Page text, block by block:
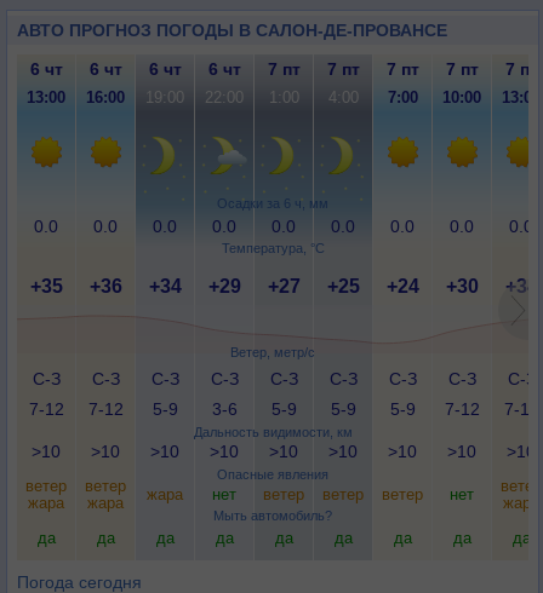
АВТО ПРОГНОЗ ПОГОДЫ В САЛОН-ДЕ-ПРОВАНСЕ
Осадки за 6 ч, мм
Температура, °C
Ветер, метр/с
Дальность видимости, км
Опасные явления
Мыть автомобиль?
6 чт 6 чт 6 чт 6 чт 7 пт 7 пт 7 пт 7 пт 7 пт
13:00 16:00 19:00 22:00 1:00 4:00 7:00 10:00 13:00
0.0 0.0 0.0 0.0 0.0 0.0 0.0 0.0 0.0
+35 +36 +34 +29 +27 +25 +24 +30 +34
С-З
7-12
С-З
7-12
С-З
5-9
С-З
3-6
С-З
5-9
С-З
5-9
С-З
5-9
С-З
7-12
С-З
7-12
>10 >10 >10 >10 >10 >10 >10 >10 >10
ветер
жара
ветер
жара
жара нет ветер ветер ветер нет
ветер
жара
да
да да да да да да да да
Погода сегодня